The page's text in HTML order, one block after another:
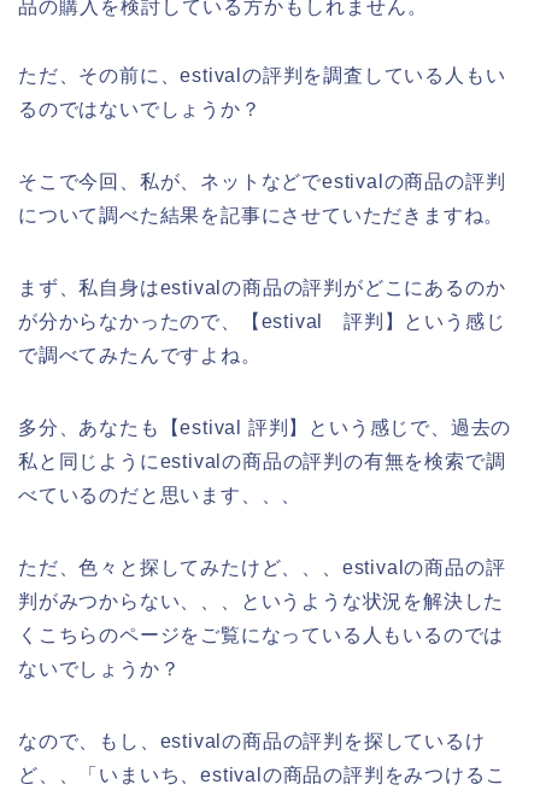
品の購入を検討している方かもしれません。
ただ、その前に、estivalの評判を調査している人もい
るのではないでしょうか？
そこで今回、私が、ネットなどでestivalの商品の評判
について調べた結果を記事にさせていただきますね。
まず、私自身はestivalの商品の評判がどこにあるのか
が分からなかったので、【estival 評判】という感じ
で調べてみたんですよね。
多分、あなたも【estival 評判】という感じで、過去の
私と同じようにestivalの商品の評判の有無を検索で調
べているのだと思います、、、
ただ、色々と探してみたけど、、、estivalの商品の評
判がみつからない、、、というような状況を解決した
くこちらのページをご覧になっている人もいるのでは
ないでしょうか？
なので、もし、estivalの商品の評判を探しているけ
ど、、「いまいち、estivalの商品の評判をみつけるこ